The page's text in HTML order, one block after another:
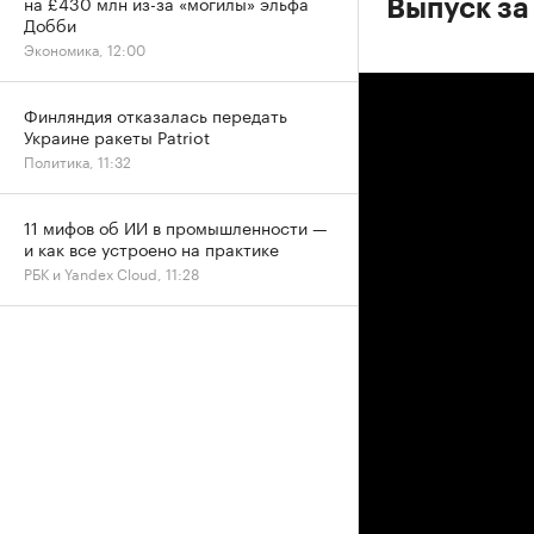
Выпуск
Добби
Экономика, 12:00
Финляндия отказалась передать
Украине ракеты Patriot
Политика, 11:32
11 мифов об ИИ в промышленности —
и как все устроено на практике
РБК и Yandex Cloud, 11:28